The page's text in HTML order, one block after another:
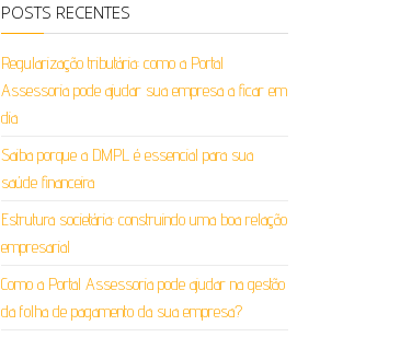
POSTS RECENTES
Regularização tributária: como a Portal
Assessoria pode ajudar sua empresa a ficar em
dia
Saiba porque a DMPL é essencial para sua
saúde financeira
Estrutura societária: construindo uma boa relação
empresarial
Como a Portal Assessoria pode ajudar na gestão
da folha de pagamento da sua empresa?